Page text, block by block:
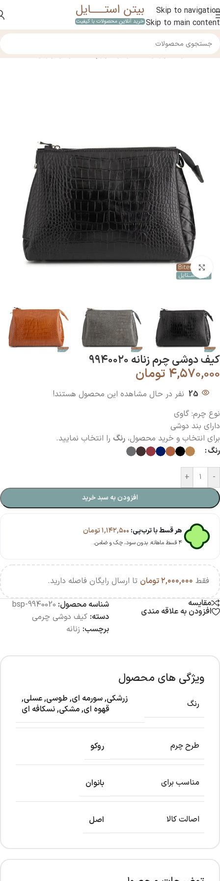
Skip to navigation
Skip to main content
خانه/محصولات چرمی/کیف و کوله چرم/کیف دوشی چرمی
بزرگنمایی تصویر
کیف دوشی چرم زنانه ۹۹۴۰۰۲۰
۴,۵۷۰,۰۰۰ تومان
25 نفر در حال مشاهده این محصول هستند!
نوع چرم: گاوی
دارای بند دوشی
برای انتخاب و خرید محصول، رنگ را انتخاب نمایید.
رنگ
-
+
افزودن به سبد خرید
هر قسط با ترب‌پی: ۱,۱۴۲,۵۰۰تومان
۴ قسط ماهانه. بدون سود، چک و ضامن.
فقط ۲,۰۰۰,۰۰۰تومان تا ارسال رایگان فاصله دارید.
مقایسه
افزودن به علاقه مندی
شناسه محصول: bsp-9940020
دسته: کیف دوشی چرمی
برچسب: زنانه
ویژگی های محصول
رنگ زرشکی,سورمه ای, طوسی,عسلی,
قهوه ای,مشکی,نسکافه ای
طرح چرم روکو
مناسب برای بانوان
اصالت کالا اصل